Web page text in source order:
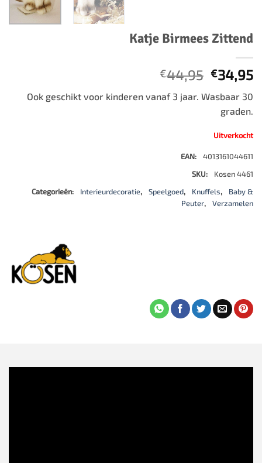
Katje Birmees Zittend
€44,95
prijs
was:
€44,95.
€34,95
Ook geschikt voor kinderen vanaf 3 jaar. Wasbaar 30
graden.
Uitverkocht
EAN:
4013161044611
SKU:
Kosen 4461
Categorieën:
Interieurdecoratie, Speelgoed, Knuffels,
Baby &
Peuter, Verzamelen